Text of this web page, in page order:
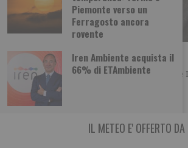
Piemonte verso un
Ferragosto ancora
rovente
Iren Ambiente acquista il
66% di ETAmbiente
De Marchi tra i 50 di Radio Cortina
Il giornalista Gianluigi De Marchi, collaboratore de
inserito nell’elenco dei 50 personaggi
IL METEO E' OFFERTO DA